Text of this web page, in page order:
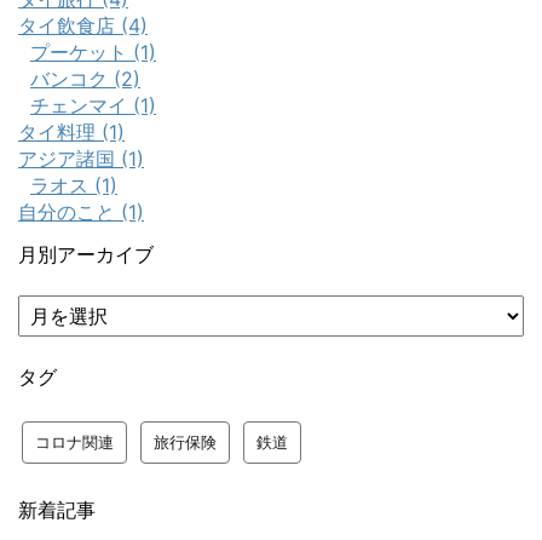
タイ飲食店 (4)
プーケット (1)
バンコク (2)
チェンマイ (1)
タイ料理 (1)
アジア諸国 (1)
ラオス (1)
自分のこと (1)
月別アーカイブ
タグ
コロナ関連 旅行保険 鉄道
新着記事